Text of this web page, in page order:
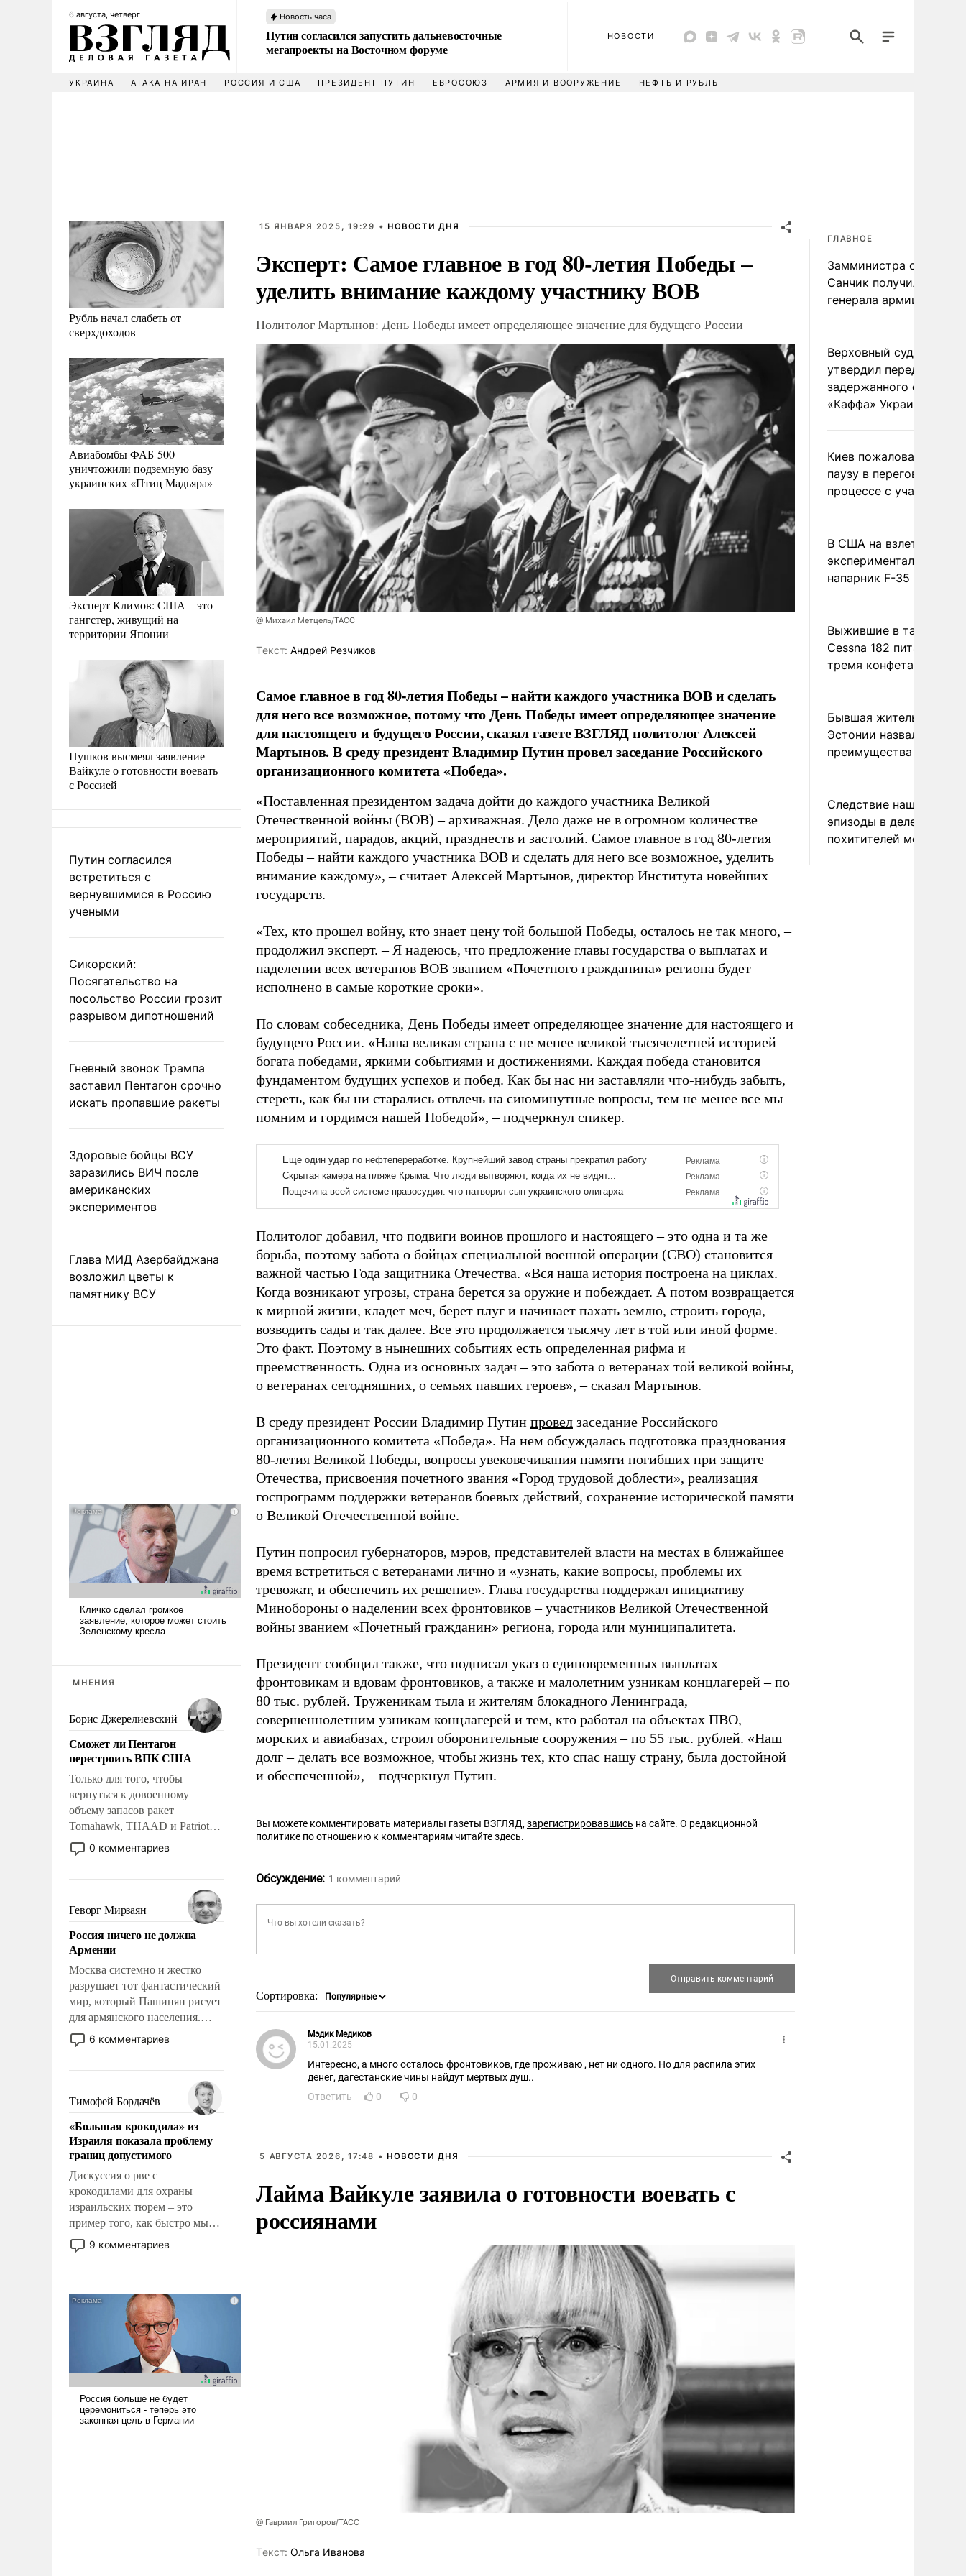
6 августа, четверг Новость часа
Путин согласился запустить дальневосточные
мегапроекты на Восточном форуме
НОВОСТИ
УКРАИНА АТАКА НА ИРАН РОССИЯ И США ПРЕЗИДЕНТ ПУТИН ЕВРОСОЮЗ АРМИЯ И ВООРУЖЕНИЕ НЕФТЬ И РУБЛЬ
Рубль начал слабеть от
сверхдоходов
Авиабомбы ФАБ-500
уничтожили подземную базу
украинских «Птиц Мадьяра»
Эксперт Климов: США – это
гангстер, живущий на
территории Японии
Пушков высмеял заявление
Вайкуле о готовности воевать
с Россией
Путин согласился
встретиться с
вернувшимися в Россию
учеными
Сикорский:
Посягательство на
посольство России грозит
разрывом дипотношений
Гневный звонок Трампа
заставил Пентагон срочно
искать пропавшие ракеты
Здоровые бойцы ВСУ
заразились ВИЧ после
американских
экспериментов
Глава МИД Азербайджана
возложил цветы к
памятнику ВСУ
МНЕНИЯ
Борис Джерелиевский
Сможет ли Пентагон
перестроить ВПК США
Только для того, чтобы
вернуться к довоенному
объему запасов ракет
Tomahawk, THAAD и Patriot
США потребуется более трех
лет. Даже небольшая война с
Сложившаяся ситуация
означает многолетний период
уязвимости США, например,
перед Китаем.
0 комментариев
Геворг Мирзаян
Россия ничего не должна
Армении
Москва системно и жестко
разрушает тот фантастический
мир, который Пашинян рисует
для армянского населения.
Мир, где этому населению все
должны просто по
политические прожекты будут
беспрекословно оплачиваться
за счет российских
налогоплательщиков и где за
свои поступки не нужно
отвечать.
6 комментариев
Тимофей Бордачёв
«Большая крокодила» из
Израиля показала проблему
границ допустимого
Дискуссия о рве с
крокодилами для охраны
израильских тюрем – это
пример того, как быстро мы
двигаемся по пути
революционных изменений.
псевдонаучной фантастики,
стало всерьез обсуждаемой
9 комментариев
15 ЯНВАРЯ 2025, 19:29 • НОВОСТИ ДНЯ
Эксперт: Самое главное в год 80-летия Победы –
уделить внимание каждому участнику ВОВ
Политолог Мартынов: День Победы имеет определяющее значение для будущего России
@ Михаил Метцель/ТАСС
Tекст: Андрей Резчиков
Самое главное в год 80-летия Победы – найти каждого участника ВОВ и сделать
для него все возможное, потому что День Победы имеет определяющее значение
для настоящего и будущего России, сказал газете ВЗГЛЯД политолог Алексей
Мартынов. В среду президент Владимир Путин провел заседание Российского
организационного комитета «Победа».
«Поставленная президентом задача дойти до каждого участника Великой
Отечественной войны (ВОВ) – архиважная. Дело даже не в огромном количестве
мероприятий, парадов, акций, празднеств и застолий. Самое главное в год 80-летия
Победы – найти каждого участника ВОВ и сделать для него все возможное, уделить
внимание каждому», – считает Алексей Мартынов, директор Института новейших
государств.
«Тех, кто прошел войну, кто знает цену той большой Победы, осталось не так много, –
продолжил эксперт. – Я надеюсь, что предложение главы государства о выплатах и
наделении всех ветеранов ВОВ званием «Почетного гражданина» региона будет
исполнено в самые короткие сроки».
По словам собеседника, День Победы имеет определяющее значение для настоящего и
будущего России. «Наша великая страна с не менее великой тысячелетней историей
богата победами, яркими событиями и достижениями. Каждая победа становится
фундаментом будущих успехов и побед. Как бы нас ни заставляли что-нибудь забыть,
стереть, как бы ни старались отвлечь на сиюминутные вопросы, тем не менее все мы
помним и гордимся нашей Победой», – подчеркнул спикер.
Политолог добавил, что подвиги воинов прошлого и настоящего – это одна и та же
борьба, поэтому забота о бойцах специальной военной операции (СВО) становится
важной частью Года защитника Отечества. «Вся наша история построена на циклах.
Когда возникают угрозы, страна берется за оружие и побеждает. А потом возвращается
к мирной жизни, кладет меч, берет плуг и начинает пахать землю, строить города,
возводить сады и так далее. Все это продолжается тысячу лет в той или иной форме.
Это факт. Поэтому в нынешних событиях есть определенная рифма и
преемственность. Одна из основных задач – это забота о ветеранах той великой войны,
о ветеранах сегодняшних, о семьях павших героев», – сказал Мартынов.
В среду президент России Владимир Путин провел заседание Российского
организационного комитета «Победа». На нем обсуждалась подготовка празднования
80-летия Великой Победы, вопросы увековечивания памяти погибших при защите
Отечества, присвоения почетного звания «Город трудовой доблести», реализация
госпрограмм поддержки ветеранов боевых действий, сохранение исторической памяти
о Великой Отечественной войне.
Путин попросил губернаторов, мэров, представителей власти на местах в ближайшее
время встретиться с ветеранами лично и «узнать, какие вопросы, проблемы их
тревожат, и обеспечить их решение». Глава государства поддержал инициативу
Минобороны о наделении всех фронтовиков – участников Великой Отечественной
войны званием «Почетный гражданин» региона, города или муниципалитета.
Президент сообщил также, что подписал указ о единовременных выплатах
фронтовикам и вдовам фронтовиков, а также и малолетним узникам концлагерей – по
80 тыс. рублей. Труженикам тыла и жителям блокадного Ленинграда,
совершеннолетним узникам концлагерей и тем, кто работал на объектах ПВО,
морских и авиабазах, строил оборонительные сооружения – по 55 тыс. рублей. «Наш
долг – делать все возможное, чтобы жизнь тех, кто спас нашу страну, была достойной
и обеспеченной», – подчеркнул Путин.
Вы можете комментировать материалы газеты ВЗГЛЯД,зарегистрировавшись на сайте. О редакционной
политике по отношению к комментариям читайтездесь.
Обсуждение: 1 комментарий
Сортировка:
Мэдик Медиков
15.01.2025
Интересно, а много осталось фронтовиков, где проживаю , нет ни одного. Но для распила этих
денег, дагестанские чины найдут мертвых душ..
Ответить
0 0
5 АВГУСТА 2026, 17:48 • НОВОСТИ ДНЯ
Лайма Вайкуле заявила о готовности воевать с
россиянами
@ Гавриил Григоров/ТАСС
Tекст: Ольга Иванова
ГЛАВНОЕ
Замминистра обороны
Санчик получил звание
генерала армии
Верховный суд Швеции
утвердил передачу
задержанного
«Каффа» Украине
Киев пожаловался на
паузу в переговорном
процессе с участием
В США на взлете
экспериментальный
напарник F-35
Выжившие в тайге
Cessna 182 питались
тремя конфетами
Бывшая жительница
Эстонии назвала
преимущества России
Следствие нашло
эпизоды в деле
похитителей москвичек